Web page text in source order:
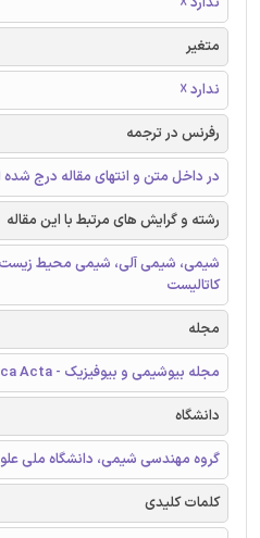
متغیر
ندارد ☓
رفرنس در ترجمه
در داخل متن و انتهای مقاله درج
رشته و گرایش های مرتبط با این مقاله
شیمی، شیمی آلی، شیمی محیط
کاتالیست
مجله
مجله بیوشیمی و بیوفیزیک - Biochimica et Biophysica Acta
دانشگاه
گروه مهندسی شیمی، دانشگاه ملی علوم
کلمات کلیدی